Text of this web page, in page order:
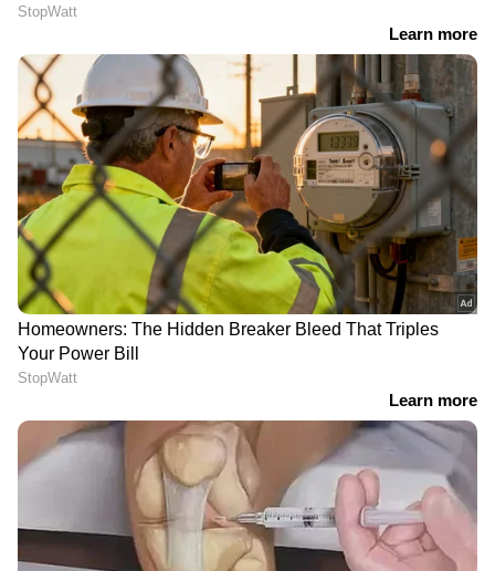
പകരമുള്ളവ വാങ്ങാനോ ആണെന്നാണ്
കണക്കാക്കുന്നത്. എഫ്-15, എഫ്-35
യുദ്ധവിമാനങ്ങള്‍, 24 എംക്യു-9 റീപ്പര്‍
ഡ്രോണുകള്‍, ഒരു എ-10 യുദ്ധവിമാനം
എന്നിവയുള്‍പ്പെടെ കുറഞ്ഞത് 42 യുഎസ്
വിമാനങ്ങളെങ്കിലും തകര്‍ക്കപ്പെടുകയോ
നാശനഷ്ടം സംഭവിക്കുകയോ
ചെയ്തിട്ടുണ്ടെന്നും റിപ്പോര്‍ട്ടില്‍ പറയുന്നു.